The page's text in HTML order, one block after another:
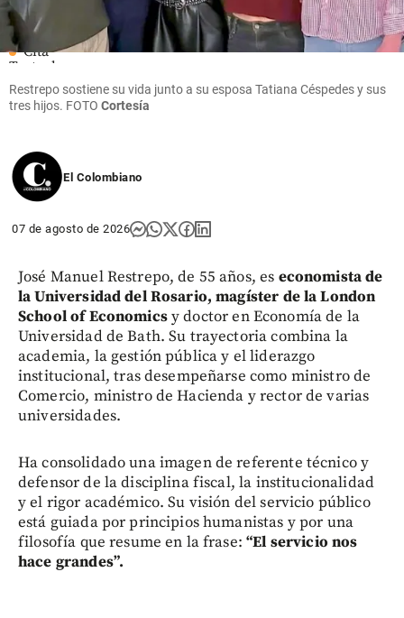
Cita
Textual
share
Restrepo sostiene su vida junto a su esposa Tatiana Céspedes y sus
tres hijos. FOTO Cortesía
El Colombiano
07 de agosto de 2026
José Manuel Restrepo, de 55 años, es economista de
la Universidad del Rosario, magíster de la London
School of Economicsy doctor en Economía de la
Universidad de Bath. Su trayectoria combina la
academia, la gestión pública y el liderazgo
institucional, tras desempeñarse como ministro de
Comercio, ministro de Hacienda y rector de varias
universidades.
Ha consolidado una imagen de referente técnico y
defensor de la disciplina fiscal, la institucionalidad
y el rigor académico. Su visión del servicio público
está guiada por principios humanistas y por una
filosofía que resume en la frase:“El servicio nos
hace grandes”.